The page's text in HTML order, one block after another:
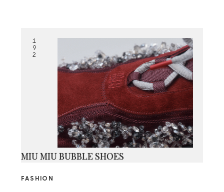
1
9
2
MIU MIU BUBBLE SHOES
FASHION